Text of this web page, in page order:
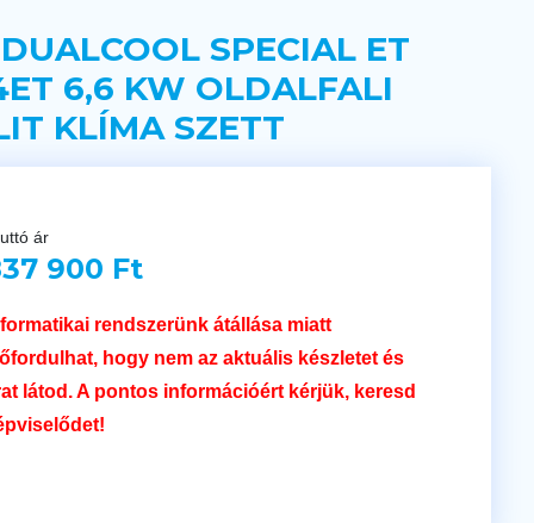
SPECIAL ET
6,6 KW OLDALFALI
KLÍMA SZETT
ár
900 Ft
rendszerünk átállása miatt
hogy nem az aktuális készletet és
látod. A pontos információért kérjük, keresd